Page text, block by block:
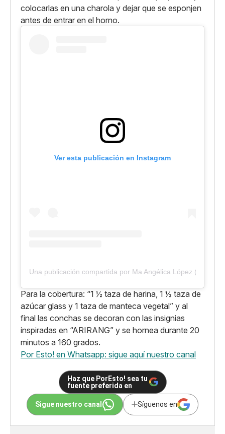
colocarlas en una charola y dejar que se esponjen
antes de entrar en el horno.
Ver esta publicación en Instagram
Una publicación compartida por Ma Angélica López
Para la cobertura: “1 ½ taza de harina, 1 ½ taza de
azúcar glass y 1 taza de manteca vegetal” y al
final las conchas se decoran con las insignias
inspiradas en “ARIRANG” y se hornea durante 20
minutos a 160 grados.
Por Esto! en Whatsapp: sigue aquí nuestro canal
Haz que PorEsto! sea tu
fuente preferida en
Sigue nuestro canal Síguenos en